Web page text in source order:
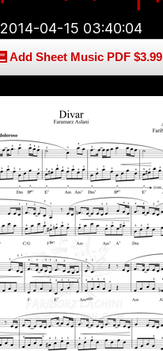
2014-04-15 03:40:04
Add Sheet Music PDF $3.99